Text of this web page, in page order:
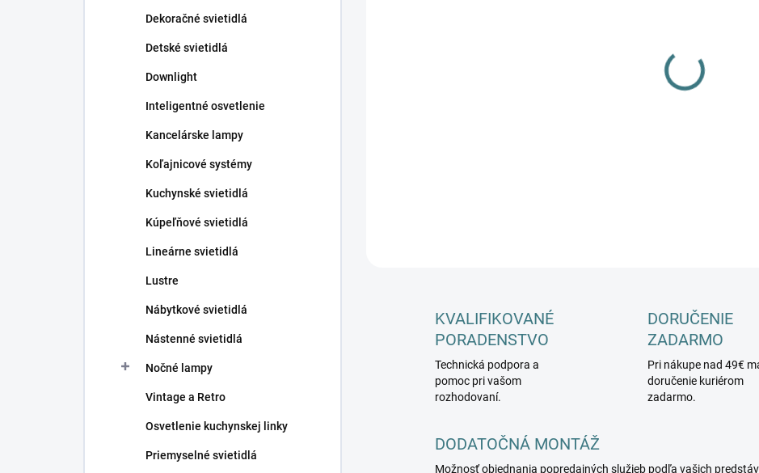
Dekoračné svietidlá
Detské svietidlá
Downlight
Inteligentné osvetlenie
Kancelárske lampy
Koľajnicové systémy
Kuchynské svietidlá
Kúpeľňové svietidlá
Lineárne svietidlá
Lustre
Nábytkové svietidlá
Nástenné svietidlá
Nočné lampy
Vintage a Retro
Osvetlenie kuchynskej linky
Priemyselné svietidlá
KVALIFIKOVANÉ
PORADENSTVO
Technická podpora a
pomoc pri vašom
rozhodovaní.
DORUČENIE
ZADARMO
Pri nákupe nad 49€
doručenie kuriérom
zadarmo.
DODATOČNÁ MONTÁŽ
Možnosť objednania popredajných služieb podľa vašich